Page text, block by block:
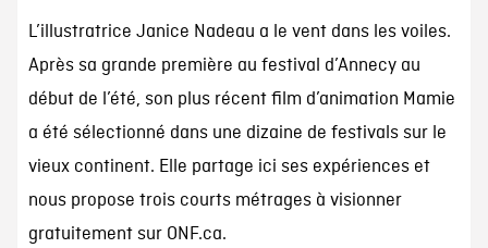
L’illustratrice Janice Nadeau a le vent dans les voiles.
Après sa grande première au festival d’Annecy au
début de l’été, son plus récent film d’animation Mamie
a été sélectionné dans une dizaine de festivals sur le
vieux continent. Elle partage ici ses expériences et
nous propose trois courts métrages à visionner
gratuitement sur ONF.ca.